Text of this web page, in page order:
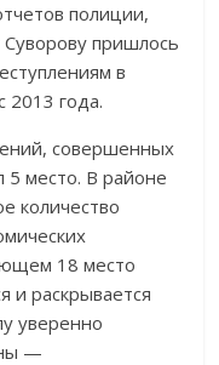
полиции,
пришлось
в
2013 года.
совершенных
5 место. В районе
количество
18 место
и раскрывается
уверенно
—